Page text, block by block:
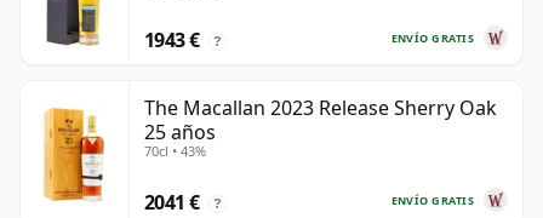
ENVÍO GRATIS
1943 € ?
The Macallan 2023 Release Sherry Oak
25 años
70cl • 43%
ENVÍO GRATIS
2041 € ?